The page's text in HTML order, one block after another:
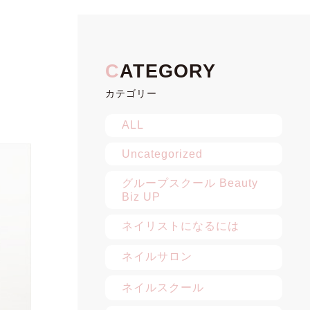
カテゴリー
ALL
Uncategorized
グループスクール Beauty
Biz UP
ネイリストになるには
ネイルサロン
ネイルスクール